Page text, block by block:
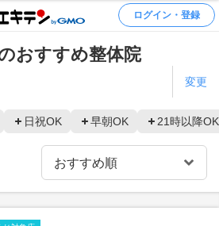
ログイン・登録
おすすめ整体院
変更
日祝OK 早朝OK 21時以降OK